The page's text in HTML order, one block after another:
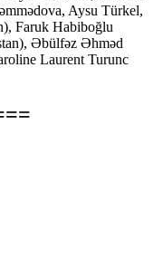
Aysu Türkel,
Faruk Habiboğlu
Əbülfəz Əhməd
Laurent Turunc